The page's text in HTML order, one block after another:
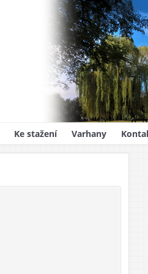
Ke stažení
Sborový zpravodaj
Varhany